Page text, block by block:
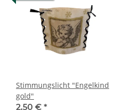
Stimmungslicht "Engelkind
gold"
2,50 € *